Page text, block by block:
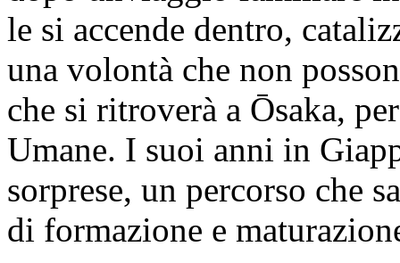
le si accende dentro,
una volontà che non
che si ritroverà a Ōsaka,
Umane. I suoi anni in
sorprese, un percorso che
di formazione e